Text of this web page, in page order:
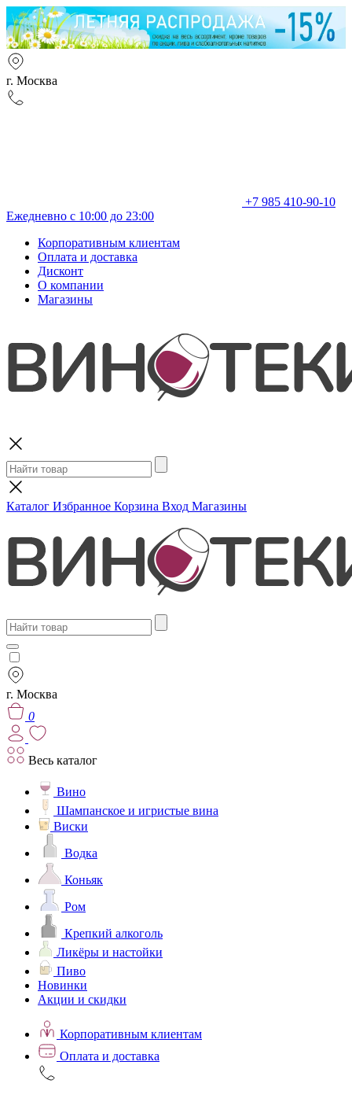
г. Москва
+7 985 410-90-10
Ежедневно с 10:00 до 23:00
Корпоративным клиентам
Оплата и доставка
Дисконт
О компании
Магазины
Каталог Избранное Корзина Вход Магазины
г. Москва
0
Весь каталог
Вино
Шампанское и игристые вина
Виски
Водка
Коньяк
Ром
Крепкий алкоголь
Ликёры и настойки
Пиво
Новинки
Акции и скидки
Корпоративным клиентам
Оплата и доставка